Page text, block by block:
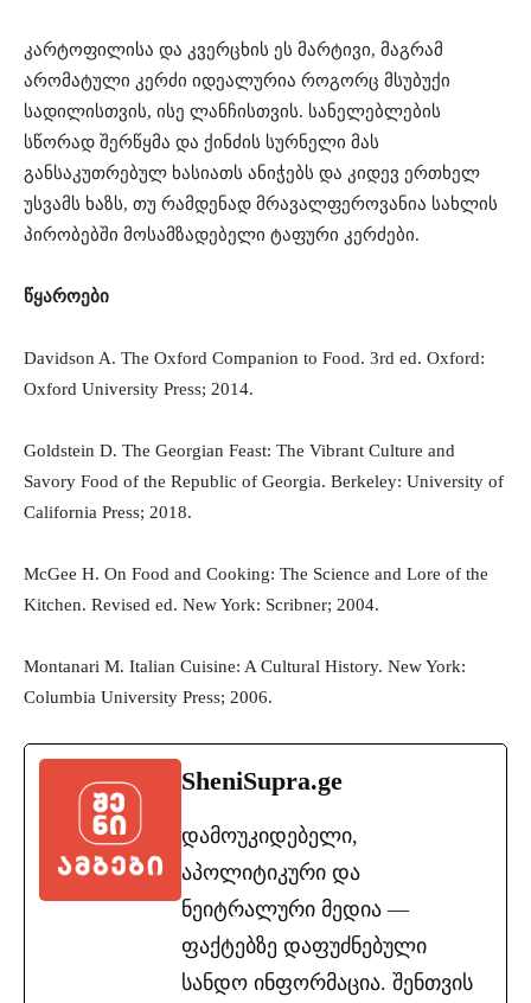
კარტოფილისა და კვერცხის ეს მარტივი, მაგრამ
არომატული კერძი იდეალურია როგორც მსუბუქი
სადილისთვის, ისე ლანჩისთვის. სანელებლების
სწორად შერწყმა და ქინძის სურნელი მას
განსაკუთრებულ ხასიათს ანიჭებს და კიდევ ერთხელ
უსვამს ხაზს, თუ რამდენად მრავალფეროვანია სახლის
პირობებში მოსამზადებელი ტაფური კერძები.
წყაროები
Davidson A. The Oxford Companion to Food. 3rd ed. Oxford:
Oxford University Press; 2014.
Goldstein D. The Georgian Feast: The Vibrant Culture and
Savory Food of the Republic of Georgia. Berkeley: University of
California Press; 2018.
McGee H. On Food and Cooking: The Science and Lore of the
Kitchen. Revised ed. New York: Scribner; 2004.
Montanari M. Italian Cuisine: A Cultural History. New York:
Columbia University Press; 2006.
SheniSupra.ge
დამოუკიდებელი,
აპოლიტიკური და
ნეიტრალური მედია —
ფაქტებზე დაფუძნებული
სანდო ინფორმაცია. შენთვის